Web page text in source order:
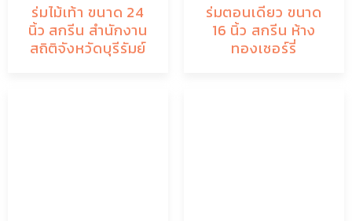
ร่มไม้เท้า ขนาด 24
นิ้ว สกรีน สำนักงาน
สถิติจังหวัดบุรีรัมย์
ร่มตอนเดียว ขนาด
16 นิ้ว สกรีน ห้าง
ทองเชอร์รี่